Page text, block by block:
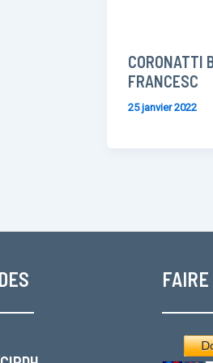
CORONATTI
FRANCESC
25 janvier 2022